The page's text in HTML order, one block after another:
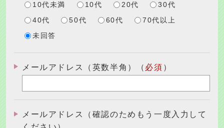
10代未満 10代 20代 30代
40代 50代 60代 70代以上
未回答
メールアドレス（英数半角）（ 必須 ）
メールアドレス（確認のためもう一度入力して